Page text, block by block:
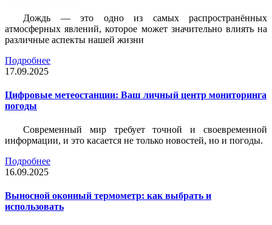
Дождь — это одно из самых распространённых
атмосферных явлений, которое может значительно влиять на
различные аспекты нашей жизни
Подробнее
17.09.2025
Цифровые метеостанции: Ваш личный центр мониторинга
погоды
Современный мир требует точной и своевременной
информации, и это касается не только новостей, но и погоды.
Подробнее
16.09.2025
Выносной оконный термометр: как выбрать и
использовать